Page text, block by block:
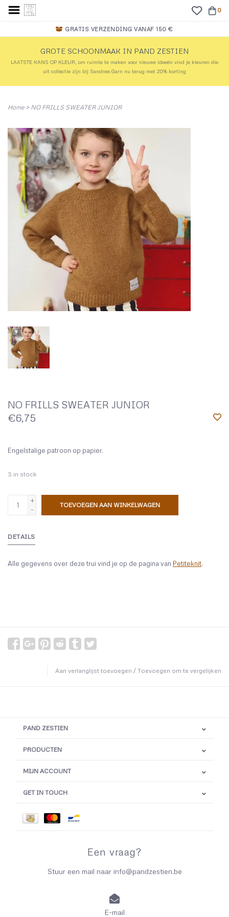
0
GRATIS VERZENDING VANAF 150 €
GROTE SCHOONMAAK IN PAND ZESTIEN
LAATSTE KANS OP KLEUR, om ruimte te maken voor nieuwe ideeën vind je kleuren die
uit collectie zijn bij Sandnes Garn nu terug met 20% korting
Home> NO FRILLS SWEATER JUNIOR
NO FRILLS SWEATER JUNIOR
€6,75
Engelstalige patroon op papier.
3 in stock
+
-
TOEVOEGEN AAN WINKELWAGEN
DETAILS
Alle gegevens over deze trui vind je op de pagina van Petiteknit.
Aan verlanglijst toevoegen / Toevoegen om te vergelijken
PAND ZESTIEN
PRODUCTEN
MIJN ACCOUNT
GET IN TOUCH
Een vraag?
Stuur een mail naar info@pandzestien.be
E-mail